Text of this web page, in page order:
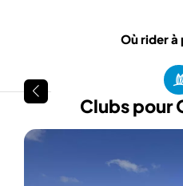
Où rider
Clubs pour